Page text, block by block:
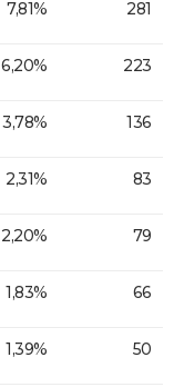
7,81% 281
6,20% 223
3,78% 136
2,31% 83
2,20% 79
1,83% 66
1,39% 50